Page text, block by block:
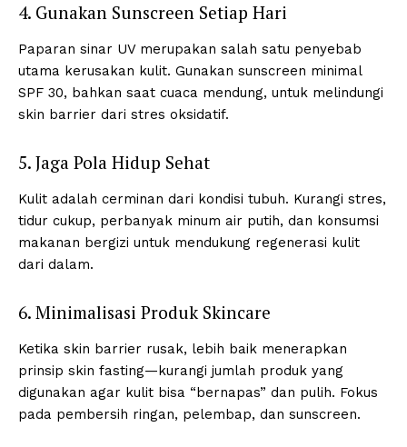
4. Gunakan Sunscreen Setiap Hari
Paparan sinar UV merupakan salah satu penyebab
utama kerusakan kulit. Gunakan sunscreen minimal
SPF 30, bahkan saat cuaca mendung, untuk melindungi
skin barrier dari stres oksidatif.
5. Jaga Pola Hidup Sehat
Kulit adalah cerminan dari kondisi tubuh. Kurangi stres,
tidur cukup, perbanyak minum air putih, dan konsumsi
makanan bergizi untuk mendukung regenerasi kulit
dari dalam.
6. Minimalisasi Produk Skincare
Ketika skin barrier rusak, lebih baik menerapkan
prinsip skin fasting—kurangi jumlah produk yang
digunakan agar kulit bisa “bernapas” dan pulih. Fokus
pada pembersih ringan, pelembap, dan sunscreen.